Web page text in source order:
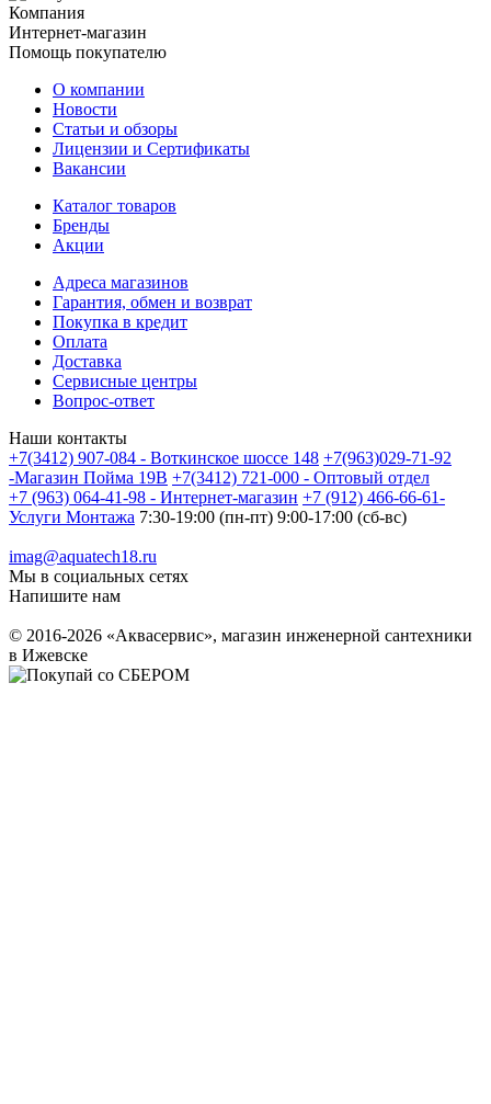
Компания
Интернет-магазин
Помощь покупателю
О компании
Новости
Статьи и обзоры
Лицензии и Сертификаты
Вакансии
Каталог товаров
Бренды
Акции
Адреса магазинов
Гарантия, обмен и возврат
Покупка в кредит
Оплата
Доставка
Сервисные центры
Вопрос-ответ
Наши контакты
+7(3412) 907-084 - Воткинское шоссе 148 +7(963)029-71-92
-Магазин Пойма 19В +7(3412) 721-000 - Оптовый отдел
+7 (963) 064-41-98 - Интернет-магазин +7 (912) 466-66-61-
Услуги Монтажа 7:30-19:00 (пн-пт) 9:00-17:00 (сб-вс)
imag@aquatech18.ru
Мы в социальных сетях
Напишите нам
© 2016-2026 «Аквасервис», магазин инженерной сантехники
в Ижевске